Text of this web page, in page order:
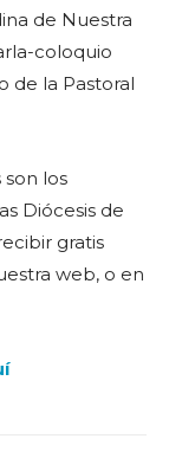
de Nuestra
coloquio
de la Pastoral
los
Diócesis de
gratis
web, o en